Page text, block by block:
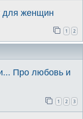
для женщин
1 2
Про любовь и
1 2 3